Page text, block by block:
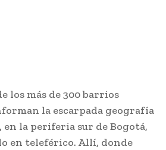
los más de 300 barrios
la escarpada geografía
en la periferia sur de Bogotá,
en teleférico. Allí, donde